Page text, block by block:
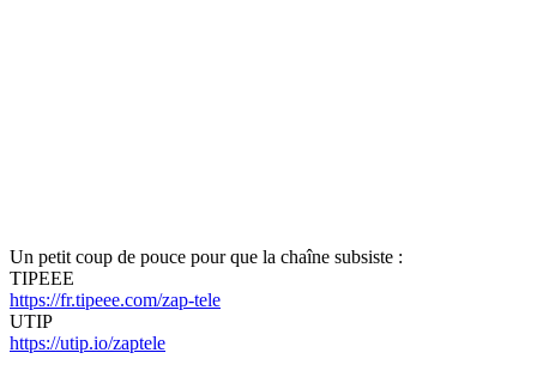
Un petit coup de pouce pour que la chaîne subsiste :
TIPEEE
https://fr.tipeee.com/zap-tele
UTIP
https://utip.io/zaptele